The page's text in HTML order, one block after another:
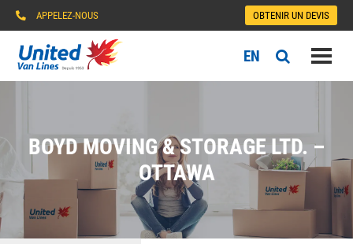
APPELEZ-NOUS OBTENIR UN DEVIS
EN
BOYD MOVING & STORAGE LTD. –
OTTAWA